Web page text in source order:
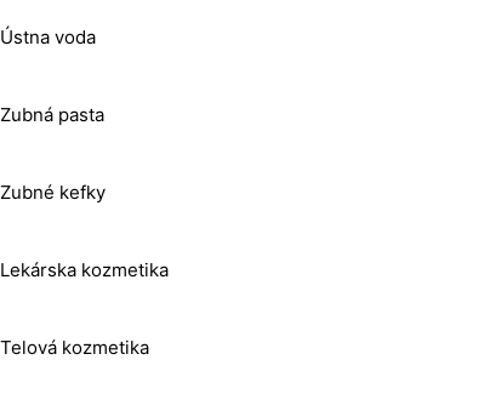
Ústna voda
Zubná pasta
Zubné kefky
Lekárska kozmetika
Telová kozmetika